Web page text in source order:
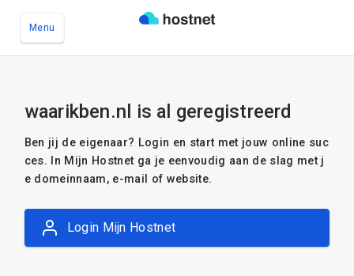
Menu
waarikben.nl is al geregistreerd
Ben jij de eigenaar? Login en start met jouw online suc
ces. In Mijn Hostnet ga je eenvoudig aan de slag met j
e domeinnaam, e-mail of website.
Login Mijn Hostnet